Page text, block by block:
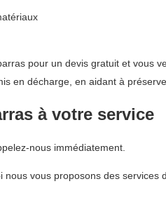
pour un devis gratuit et vous
en décharge, en aidant à
à votre service
nous immédiatement.
nous vous proposons des